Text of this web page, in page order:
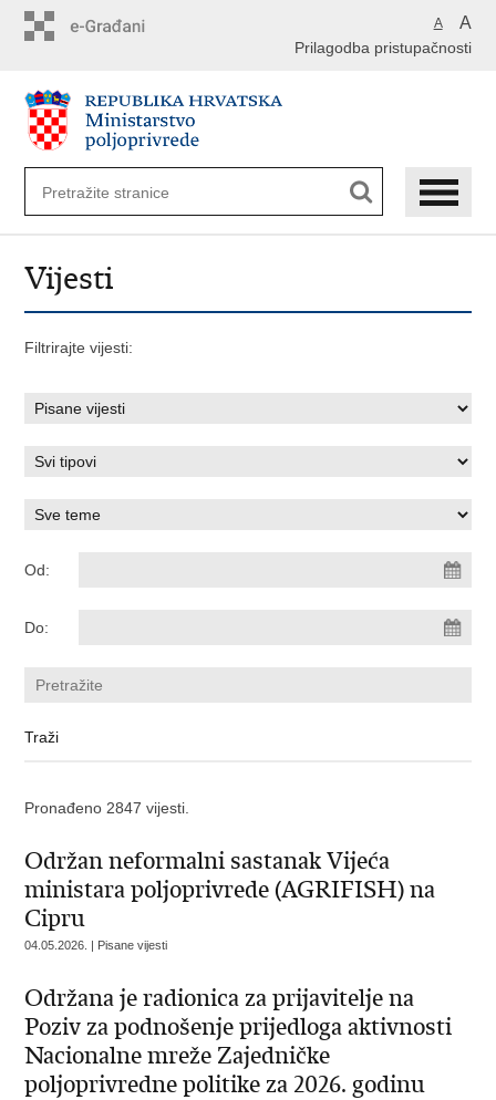
A A
Prilagodba pristupačnosti
Vijesti
Filtrirajte vijesti:
Od:
Do:
Pronađeno 2847 vijesti.
Održan neformalni sastanak Vijeća
ministara poljoprivrede (AGRIFISH) na
Cipru
04.05.2026. | Pisane vijesti
Održana je radionica za prijavitelje na
Poziv za podnošenje prijedloga aktivnosti
Nacionalne mreže Zajedničke
poljoprivredne politike za 2026. godinu